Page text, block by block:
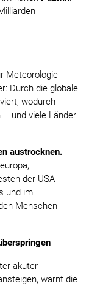
Meteorologie
Durch die globale
wodurch
und viele Länder
austrocknen.
der USA
und im
Menschen
akuter
warnt die